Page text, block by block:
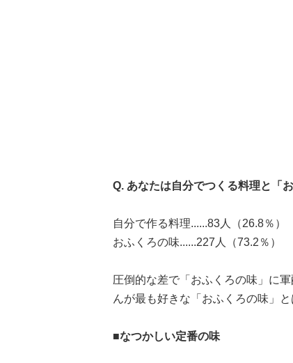
Q. あなたは自分でつくる料理と「
自分で作る料理......83人（26.8％）
おふくろの味......227人（73.2％）
圧倒的な差で「おふくろの味」に
んが最も好きな「おふくろの味」と
■なつかしい定番の味